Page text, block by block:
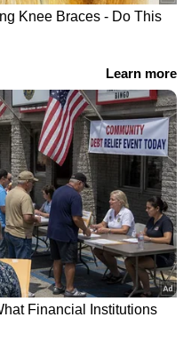
'ക്ഷേമപെൻഷൻ വിതരണം
അട്ടിമറിക്കാൻ നീക്കം,
പദ്ധതി
അവസാനിപ്പിക്കാനുള്ള
യുഡിഎഫ് അജണ്ടയുടെ
ആദ്യപടി': വിമര്‍ശിച്ച്
പ്രതിപക്ഷ നേതാവ്
പിണറായി വിജയൻ